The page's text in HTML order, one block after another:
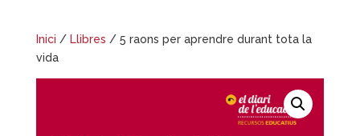
Inici / Llibres / 5 raons per aprendre durant tota la
vida